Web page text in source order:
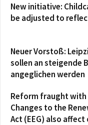
New initiative:
be adjusted to
Neuer Vorstoß:
sollen an steigende
angeglichen werden
Reform fraught with
Changes to the
Act (EEG) also affect